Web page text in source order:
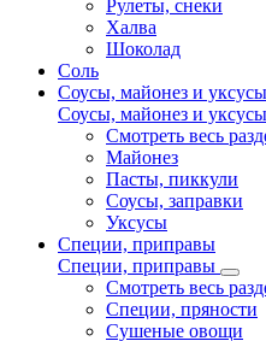
Рулеты, снеки
Халва
Шоколад
Соль
Соусы, майонез и уксусы
Соусы, майонез и уксусы
Смотреть весь
Майонез
Пасты, пиккули
Соусы, заправки
Уксусы
Специи, приправы
Специи, приправы
Смотреть весь
Специи, пряности
Сушеные овощи